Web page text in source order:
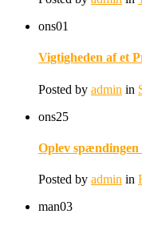
ons01
Vigtigheden af et
Posted by admin in
ons25
Oplev spændingen
Posted by admin in
man03